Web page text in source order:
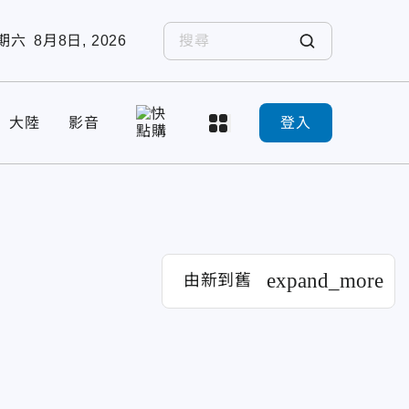
六 8月8日, 2026
大陸 影音 登入
由新到舊 expand_more